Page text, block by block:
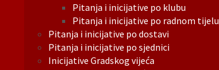
Pitanja i inicijative po klubu
Pitanja i inicijative po radnom tijelu
Pitanja i inicijative po dostavi
Pitanja i inicijative po sjednici
Inicijative Gradskog vijeća